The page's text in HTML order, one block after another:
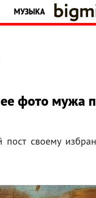
МУЗЫКА
фото мужа
пост своему